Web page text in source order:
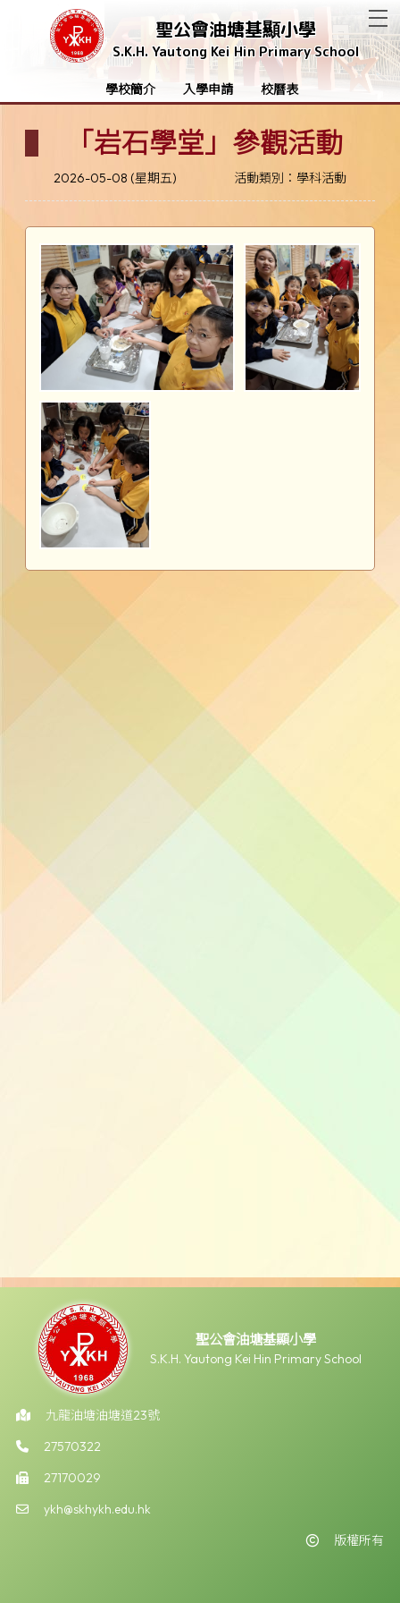
聖公會油塘基顯小學
S.K.H. Yautong Kei Hin Primary School
學校簡介 入學申請 校曆表
「岩石學堂」參觀活動
2026-05-08 (星期五) 活動類別：學科活動
聖公會油塘基顯小學
S.K.H. Yautong Kei Hin Primary School
九龍油塘油塘道23號
27570322
27170029
ykh@skhykh.edu.hk
版權所有